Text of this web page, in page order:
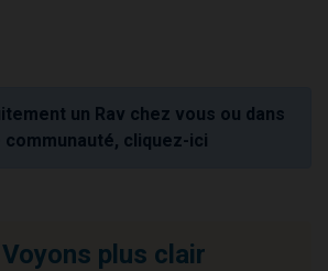
un Rav chez vous ou dans
cliquez-ici
Voyons plus clair